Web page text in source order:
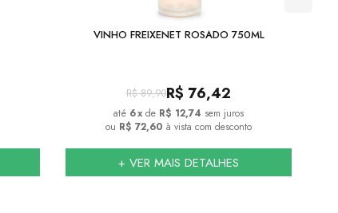
VINHO FREIXENET ROSADO 750ML
R$ 89,90R$ 76,42
6x de R$ 12,74 sem juros
ou R$ 72,60 à vista com desconto
+ VER MAIS DETALHES